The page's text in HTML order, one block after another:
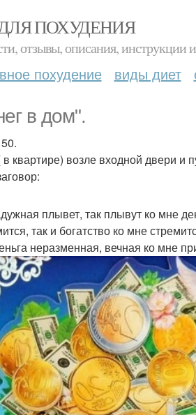
ПОХУДЕНИЯ
отзывы, описания, инструкции
похудение виды диет
в дом".
квартире) возле входной двери и
плывет, так плывут ко мне
так и богатство ко мне
неразменная, вечная ко мне